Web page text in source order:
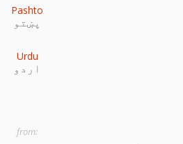
Pashto
پښتو
Urdu
اردو